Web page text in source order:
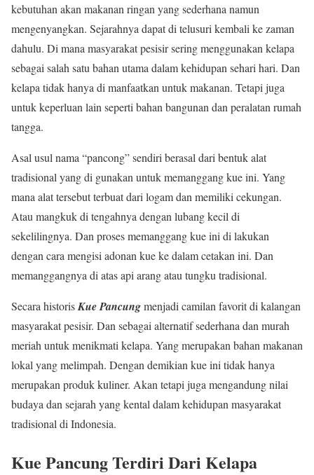
kebutuhan akan makanan ringan yang sederhana namun
mengenyangkan. Sejarahnya dapat di telusuri kembali ke zaman
dahulu. Di mana masyarakat pesisir sering menggunakan kelapa
sebagai salah satu bahan utama dalam kehidupan sehari hari. Dan
kelapa tidak hanya di manfaatkan untuk makanan. Tetapi juga
untuk keperluan lain seperti bahan bangunan dan peralatan rumah
tangga.
Asal usul nama “pancong” sendiri berasal dari bentuk alat
tradisional yang di gunakan untuk memanggang kue ini. Yang
mana alat tersebut terbuat dari logam dan memiliki cekungan.
Atau mangkuk di tengahnya dengan lubang kecil di
sekelilingnya. Dan proses memanggang kue ini di lakukan
dengan cara mengisi adonan kue ke dalam cetakan ini. Dan
memanggangnya di atas api arang atau tungku tradisional.
Secara historisKue Pancungmenjadi camilan favorit di kalangan
masyarakat pesisir. Dan sebagai alternatif sederhana dan murah
meriah untuk menikmati kelapa. Yang merupakan bahan makanan
lokal yang melimpah. Dengan demikian kue ini tidak hanya
merupakan produk kuliner. Akan tetapi juga mengandung nilai
budaya dan sejarah yang kental dalam kehidupan masyarakat
tradisional di Indonesia.
Kue PancungTerdiri Dari Kelapa